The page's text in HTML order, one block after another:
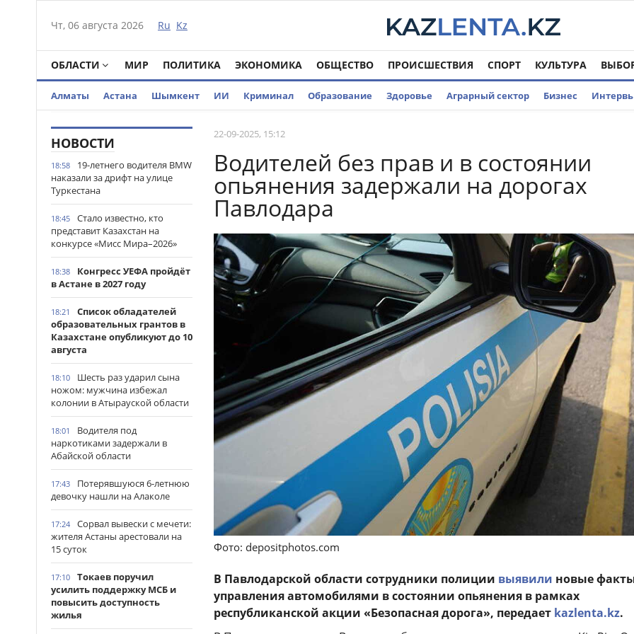
Чт, 06 августа 2026 Ru Kz
ОБЛАСТИ МИР ПОЛИТИКА ЭКОНОМИКА ОБЩЕСТВО ПРОИСШЕСТВИЯ СПОРТ КУЛЬТУРА
Алматы Астана Шымкент ИИ Криминал Образование Здоровье Аграрный сектор Бизнес
НОВОСТИ
18:58
19-летнего водителя BMW
наказали за дрифт на улице
Туркестана
18:45
Стало известно, кто
представит Казахстан на
конкурсе «Мисс Мира–2026»
18:38
Конгресс УЕФА пройдёт
в Астане в 2027 году
18:21
Список обладателей
образовательных грантов в
Казахстане опубликуют до 10
августа
18:10
Шесть раз ударил сына
ножом: мужчина избежал
колонии в Атырауской области
18:01
Водителя под
наркотиками задержали в
Абайской области
17:43
Потерявшуюся 6-летнюю
девочку нашли на Алаколе
17:24
Сорвал вывески с мечети:
жителя Астаны арестовали на
15 суток
17:10
Токаев поручил
усилить поддержку МСБ и
повысить доступность
жилья
22-09-2025, 15:12
Водителей без прав и в состоянии
опьянения задержали на дорогах
Павлодара
Фото: depositphotos.com
В Павлодарской области сотрудники полиции выявили новые
управления автомобилями в состоянии опьянения в рамках
республиканской акции «Безопасная дорога», передает kazlenta.kz.